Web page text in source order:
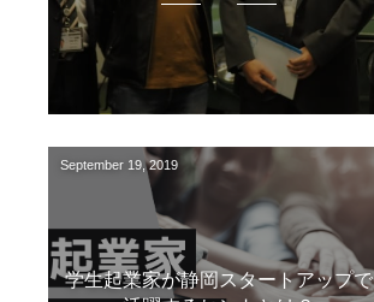
September 19 ,2019
学生起業家が静岡スタートアップで